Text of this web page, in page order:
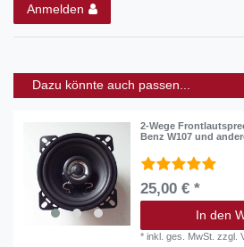
Anmelden
Dazu könnte auch passen...
2-Wege
Benz W107 und
25,00 € *
In den
*inkl. ges. MwSt. zzgl.